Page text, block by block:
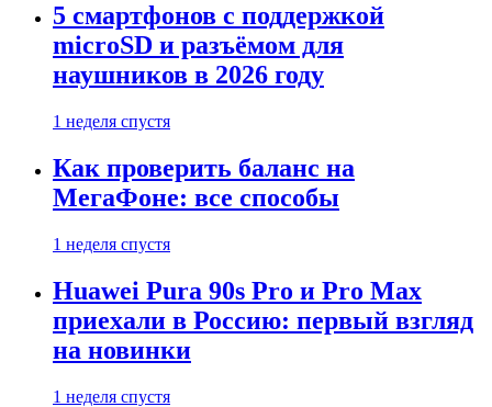
5 смартфонов с поддержкой
microSD и разъёмом для
наушников в 2026 году
1 неделя спустя
Как проверить баланс на
МегаФоне: все способы
1 неделя спустя
Huawei Pura 90s Pro и Pro Max
приехали в Россию: первый взгляд
на новинки
1 неделя спустя